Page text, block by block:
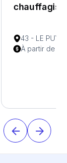
43 - LE PUY
À partir de